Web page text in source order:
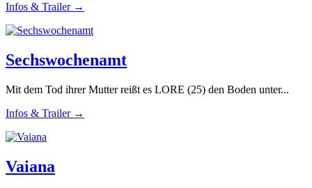
Infos & Trailer →
Sechswochenamt
Mit dem Tod ihrer Mutter reißt es LORE (25) den Boden unter...
Infos & Trailer →
Vaiana